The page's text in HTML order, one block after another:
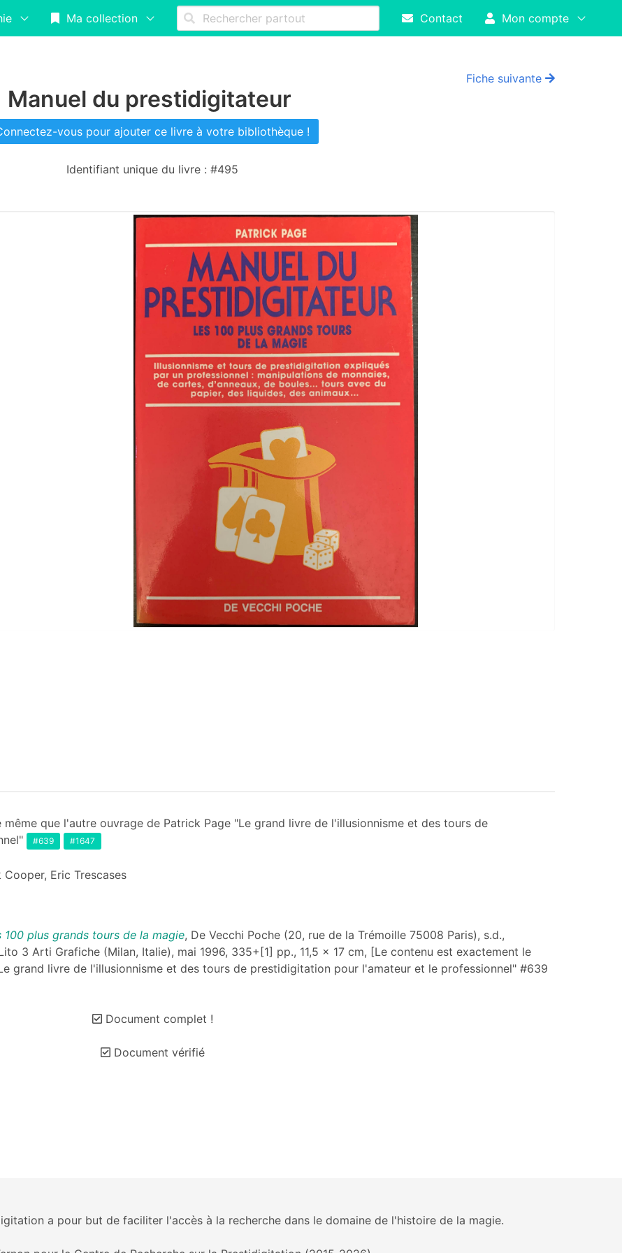
Ma collection Contact Mon compte
Fiche suivante
Manuel du prestidigitateur
vous pour ajouter ce livre à votre bibliothèque !
Identifiant unique du livre : #495
que l'autre ouvrage de Patrick Page "Le grand livre de l'illusionnisme et des tours de
#639 #1647
Cooper, Eric Trescases
plus grands tours de la magie, De Vecchi Poche (20, rue de la Trémoille 75008 Paris), s.d.,
3 Arti Grafiche (Milan, Italie), mai 1996, 335+[1] pp., 11,5 x 17 cm, [Le contenu est exactement le
grand livre de l'illusionnisme et des tours de prestidigitation pour l'amateur et le professionnel" #639
Document complet !
Document vérifié
a pour but de faciliter l'accès à la recherche dans le domaine de l'histoire de la magie.